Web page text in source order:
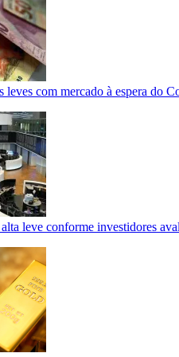
leves com mercado à espera do
leve conforme investidores